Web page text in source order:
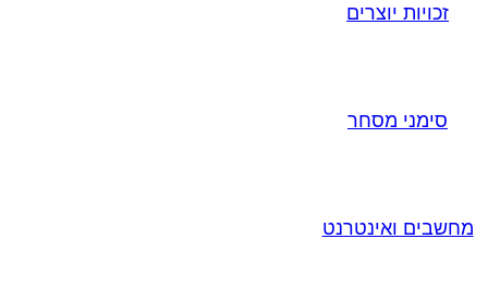
זכויות יוצרים
סימני מסחר
מחשבים ואינטרנט